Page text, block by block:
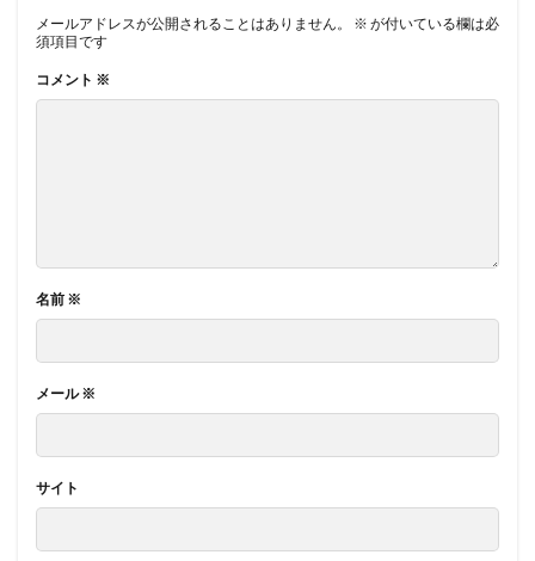
メールアドレスが公開されることはありません。 ※ が付いている欄は必
須項目です
コメント ※
名前 ※
メール※
サイト